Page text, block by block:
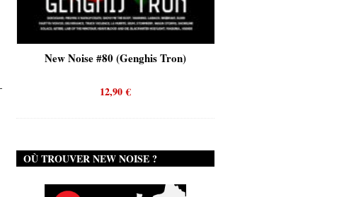
New Noise #80 (Genghis Tron)
12,90€
OÙ TROUVER NEW NOISE ?